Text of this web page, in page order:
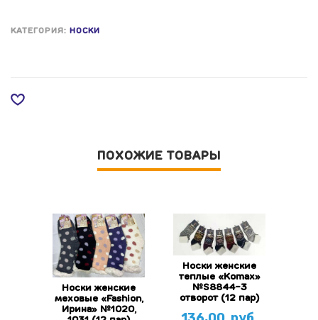
КАТЕГОРИЯ: НОСКИ
ПОХОЖИЕ ТОВАРЫ
Носки женские
меховые «Fashion,
Ирина» №1020,
Носки женские
теплые «Komax»
№S8844-3
отворот (12 пар)